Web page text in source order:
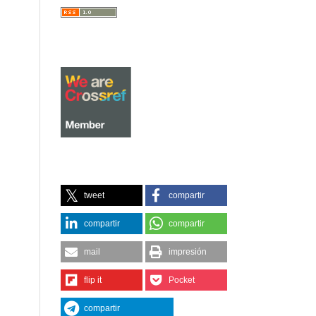
tweet compartir
compartir compartir
mail impresión
flip it Pocket
compartir